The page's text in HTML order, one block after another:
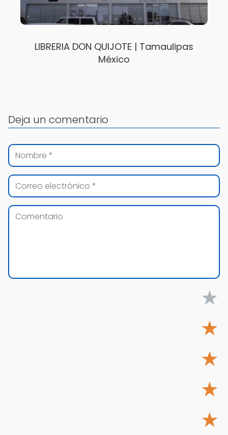
LIBRERIA DON QUIJOTE | Tamaulipas
México
Deja un comentario
★
★
★
★
★